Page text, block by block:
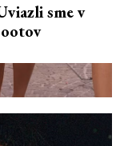
sme v